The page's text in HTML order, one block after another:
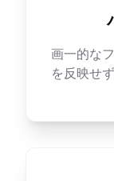
画一的な
を反映せ